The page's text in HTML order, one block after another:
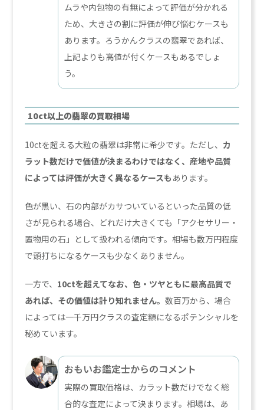
ムラや内包物の有無によって評価が分かれる
ため、大きさの割に評価が伸び悩むケースも
あります。ろうかんクラスの翡翠であれば、
上記よりも高値が付くケースもあるでしょ
う。
10ct以上の翡翠の買取相場
10ctを超える大粒の翡翠は非常に希少です。ただし、 カ
ラット数だけで価値が決まるわけではなく、産地や品質
によっては評価が大きく異なるケースも あります。
色が黒い、石の内部がカサついているといった品質の低
さが見られる場合、どれだけ大きくても「アクセサリー・
置物用の石」として扱われる傾向です。相場も数万円程度
で頭打ちになるケースも少なくありません。
一方で、 10ctを超えてなお、色・ツヤともに最高品質で
あれば、その価値は計り知れません。数百万から、場合
によっては一千万円クラスの査定額になるポテンシャルを
秘めています。
おもいお鑑定士からのコメント
実際の買取価格は、カラット数だけでなく総
合的な査定によって決まります。相場は、あ